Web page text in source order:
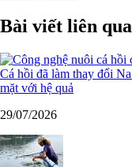
Bài viết liên
Cá hồi đã làm thay đổi
mặt với hệ quả
29/07/2026